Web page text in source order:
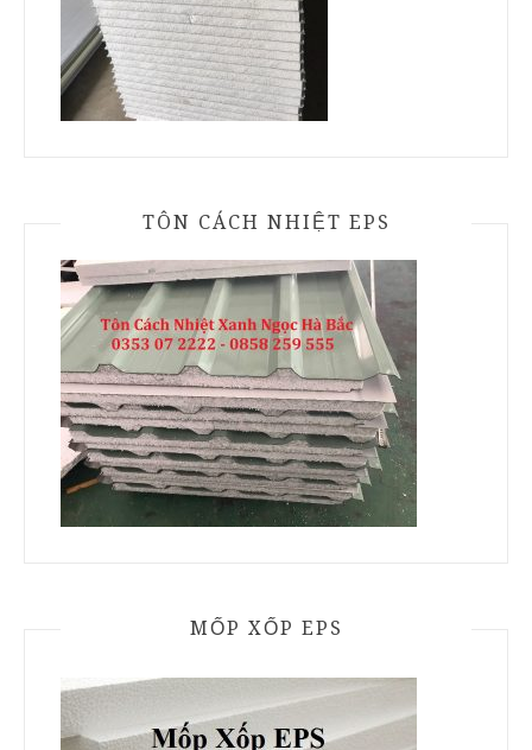
TÔN CÁCH NHIỆT EPS
MỐP XỐP EPS